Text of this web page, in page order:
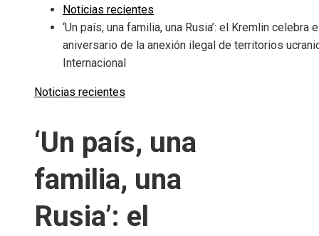
Noticias recientes
‘Un país, una familia, una Rusia’: el Kremlin celebra
aniversario de la anexión ilegal de territorios
Internacional
Noticias recientes
‘Un país, una
familia, una
Rusia’: el